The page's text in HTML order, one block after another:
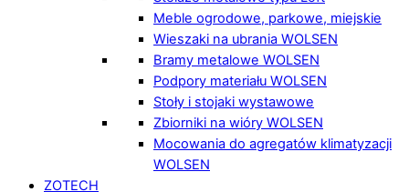
Meble ogrodowe, parkowe, miejskie
Wieszaki na ubrania WOLSEN
Bramy metalowe WOLSEN
Podpory materiału WOLSEN
Stoły i stojaki wystawowe
Zbiorniki na wióry WOLSEN
Mocowania do agregatów klimatyzacji
WOLSEN
ZOTECH